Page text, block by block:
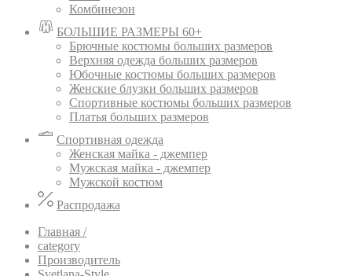
Комбинезон
БОЛЬШИЕ РАЗМЕРЫ 60+
Брючные костюмы больших размеров
Верхняя одежда больших размеров
Юбочные костюмы больших размеров
Женские блузки больших размеров
Спортивные костюмы больших размеров
Платья больших размеров
Спортивная одежда
Женская майка - джемпер
Мужская майка - джемпер
Мужской костюм
Распродажа
Главная /
category
Производитель